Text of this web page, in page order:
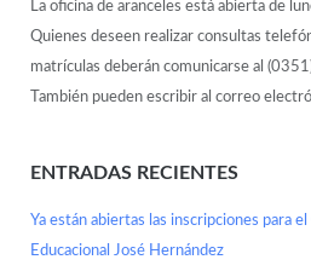
La oficina de aranceles está abierta de
Quienes deseen realizar consultas
matrículas deberán comunicarse al
También pueden escribir al correo
ENTRADAS RECIENTES
Ya están abiertas las inscripciones para
Educacional José Hernández